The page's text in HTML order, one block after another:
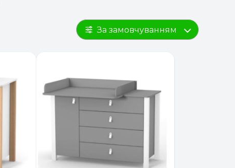
За замовчуванням